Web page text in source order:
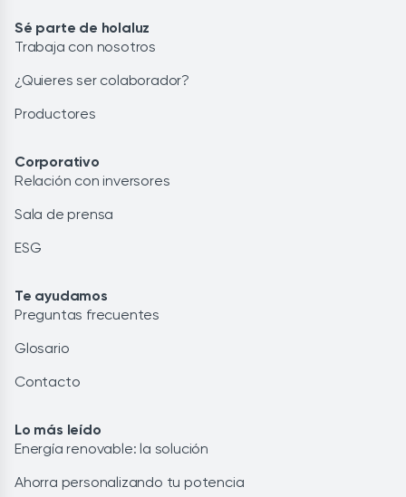
Sé parte de holaluz
Trabaja con nosotros
¿Quieres ser colaborador?
Productores
Corporativo
Relación con inversores
Sala de prensa
ESG
Te ayudamos
Preguntas frecuentes
Glosario
Contacto
Lo más leído
Energía renovable: la solución
Ahorra personalizando tu potencia